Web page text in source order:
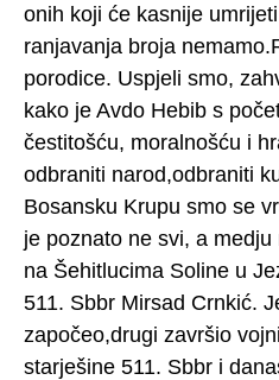
onih koji će kasnije
ranjavanja broja
porodice. Uspjeli smo,
kako je Avdo Hebib s
čestitošću, moralnošću i
odbraniti narod,odbraniti
Bosansku Krupu smo se
je poznato ne svi, a
na Šehitlucima Soline u
511. Sbbr Mirsad Crnkić.
započeo,drugi završio
starješine 511. Sbbr i